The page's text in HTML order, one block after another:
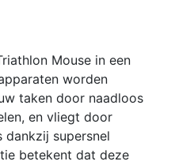
Mouse in een
worden
taken door naadloos
en vliegt door
dankzij supersnel
betekent dat deze